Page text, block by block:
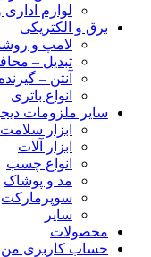
لوازم
برق و الکتریکی
لامپ و
تبدیل –
آنتن –
انواع باتری
سایر ملزومات
ابزار سلامت
ابزار آلات
انواع چسب
مد و پوشاک
سایر
محصولات
حساب کاربری من